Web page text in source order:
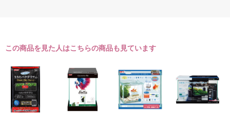
この商品を見た人はこちらの商品も見ています